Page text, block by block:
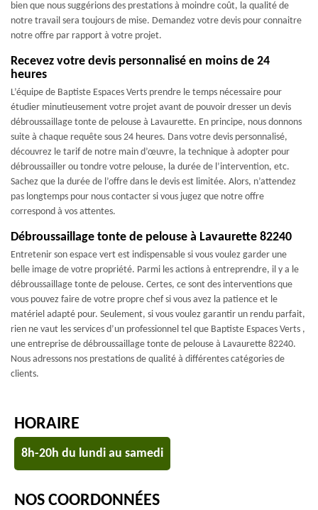
bien que nous suggérions des prestations à moindre coût, la qualité de
notre travail sera toujours de mise. Demandez votre devis pour connaitre
notre offre par rapport à votre projet.
Recevez votre devis personnalisé en moins de 24
heures
L’équipe de Baptiste Espaces Verts prendre le temps nécessaire pour
étudier minutieusement votre projet avant de pouvoir dresser un devis
débroussaillage tonte de pelouse à Lavaurette. En principe, nous donnons
suite à chaque requête sous 24 heures. Dans votre devis personnalisé,
découvrez le tarif de notre main d’œuvre, la technique à adopter pour
débroussailler ou tondre votre pelouse, la durée de l’intervention, etc.
Sachez que la durée de l’offre dans le devis est limitée. Alors, n’attendez
pas longtemps pour nous contacter si vous jugez que notre offre
correspond à vos attentes.
Débroussaillage tonte de pelouse à Lavaurette 82240
Entretenir son espace vert est indispensable si vous voulez garder une
belle image de votre propriété. Parmi les actions à entreprendre, il y a le
débroussaillage tonte de pelouse. Certes, ce sont des interventions que
vous pouvez faire de votre propre chef si vous avez la patience et le
matériel adapté pour. Seulement, si vous voulez garantir un rendu parfait,
rien ne vaut les services d’un professionnel tel que Baptiste Espaces Verts ,
une entreprise de débroussaillage tonte de pelouse à Lavaurette 82240.
Nous adressons nos prestations de qualité à différentes catégories de
clients.
HORAIRE
8h-20h du lundi au samedi
NOS COORDONNÉES